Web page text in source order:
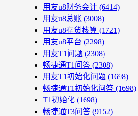
用友u8财务会计 (6414)
用友u8总账 (3008)
用友u8存货核算 (1721)
用友u8平台 (2298)
用友T1问题 (2308)
畅捷通T1问答 (2308)
用友T1初始化问题 (1698)
畅捷通T1初始化问答 (1698)
T1初始化 (1698)
畅捷通T3问答 (9152)